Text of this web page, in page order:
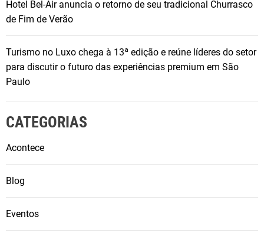
Hotel Bel-Air anuncia o retorno de seu tradicional Churrasco
de Fim de Verão
Turismo no Luxo chega à 13ª edição e reúne líderes do setor
para discutir o futuro das experiências premium em São
Paulo
CATEGORIAS
Acontece
Blog
Eventos